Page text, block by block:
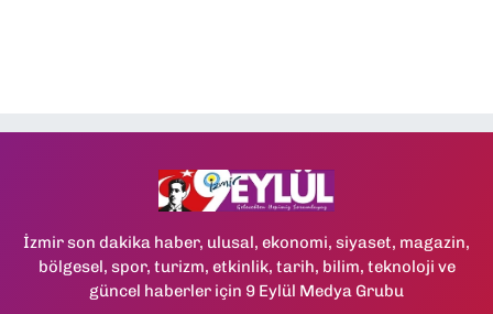
İzmir son dakika haber, ulusal, ekonomi, siyaset, magazin,
bölgesel, spor, turizm, etkinlik, tarih, bilim, teknoloji ve
güncel haberler için 9 Eylül Medya Grubu